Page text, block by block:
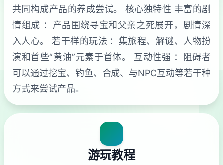
共同构成产品的养成尝试。 核心独特性 丰富的剧
情组成 ：产品围绕寻宝和父亲之死展开，剧情深
入人心。 若干样的玩法 ：集旅程、解谜、人物扮
演和首些“黄油”元素于首体。 互动性强 ：阻碍者
可以通过挖宝、钓鱼、合成、与NPC互动等若干种
方式来尝试产品。
游玩教程